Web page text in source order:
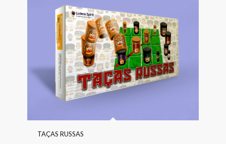
TAÇAS RUSSAS